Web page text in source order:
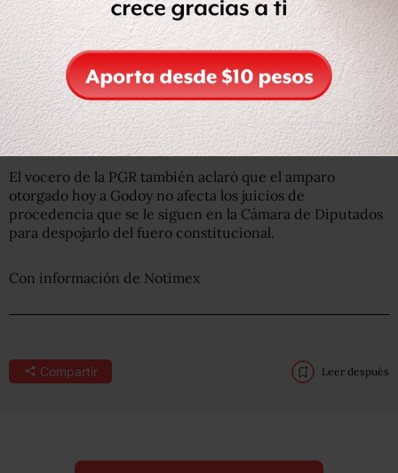
El vocero de la PGR también aclaró que el amparo
otorgado hoy a Godoy no afecta los juicios de
procedencia que se le siguen en la Cámara de Diputados
para despojarlo del fuero constitucional.
Con información de Notimex
Compartir Leer después